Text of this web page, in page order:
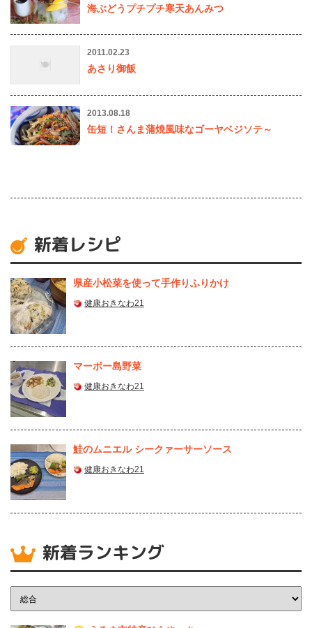
海ぶどうプチプチ寒天あんみつ
2011.02.23
あさり御飯
2013.08.18
缶短！さんま蒲焼風味なゴーヤベジソテ～
新着レシピ
県産⼩松菜を使って⼿作りふりかけ
健康おきなわ21
マーボー島野菜
健康おきなわ21
鮭のムニエル シークァーサーソース
健康おきなわ21
新着ランキング